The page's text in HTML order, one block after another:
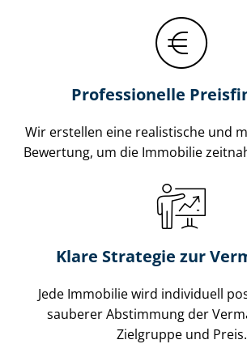
Professionelle
Wir erstellen eine realistische und
Bewertung, um die Immobilie
Klare Strategie zur
Jede Immobilie wird individuell
sauberer Abstimmung der
Zielgruppe und Preis.